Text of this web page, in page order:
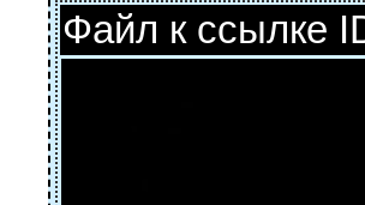
Файл к ссылке